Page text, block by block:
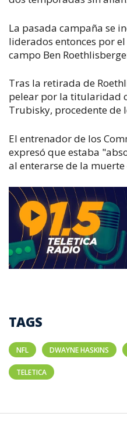
La pasada campaña se
liderados entonces por
campo Ben
Tras la retirada de
pelear por la titularidad
Trubisky, procedente de
El entrenador de los
expresó que estaba
al enterarse de la muerte
TAGS
NFL DWAYNE HASKINS
TELETICA